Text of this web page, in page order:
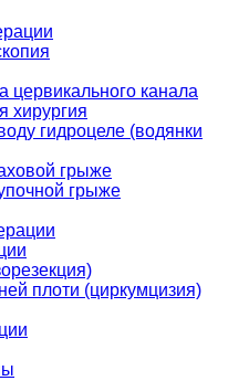
цервикального канала
хирургия
гидроцеле (водянки
грыже
грыже
плоти (циркумцизия)